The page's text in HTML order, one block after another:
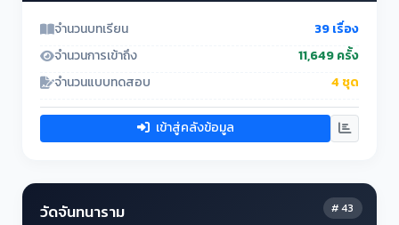
จำนวนบทเรียน
39 เรื่อง
จำนวนการเข้าถึง
11,649 ครั้ง
จำนวนแบบทดสอบ
4 ชุด
เข้าสู่คลังข้อมูล
# 43
วัดจันทนาราม